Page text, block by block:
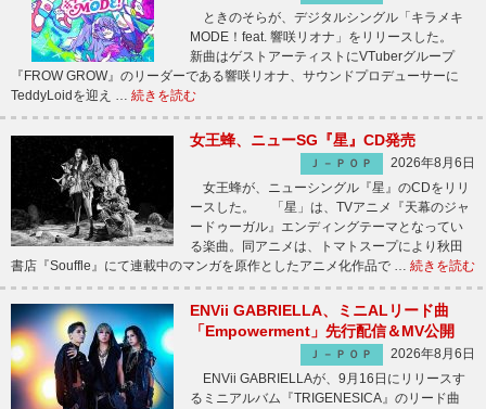
ときのそらが、デジタルシングル「キラメキ
MODE！feat. 響咲リオナ」をリリースした。
新曲はゲストアーティストにVTuberグループ
『FROW GROW』のリーダーである響咲リオナ、サウンドプロデューサーに
TeddyLoidを迎え … 続きを読む
女王蜂、ニューSG『星』CD発売
Ｊ－ＰＯＰ
2026年8月6日
女王蜂が、ニューシングル『星』のCDをリリ
ースした。 「星」は、TVアニメ『天幕のジャ
ードゥーガル』エンディングテーマとなってい
る楽曲。同アニメは、トマトスープにより秋田
書店『Souffle』にて連載中のマンガを原作としたアニメ化作品で … 続きを読む
ENVii GABRIELLA、ミニALリード曲
「Empowerment」先行配信＆MV公開
Ｊ－ＰＯＰ
2026年8月6日
ENVii GABRIELLAが、9月16日にリリースす
るミニアルバム『TRIGENESICA』のリード曲